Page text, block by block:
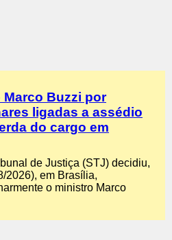
Buzzi por
ligadas a assédio
do cargo em
de Justiça (STJ) decidiu,
2026), em Brasília,
o ministro Marco